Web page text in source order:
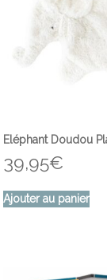
Eléphant Doudou
39,95€
Ajouter au panier